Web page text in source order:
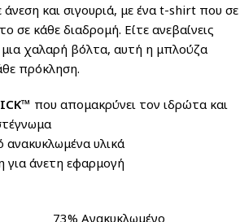
και σιγουριά, με ένα t-shirt που σε
σε κάθε διαδρομή. Είτε ανεβαίνεις
μια χαλαρή βόλτα, αυτή η μπλούζα
πρόκληση.
που απομακρύνει τον ιδρώτα και
ανακυκλωμένα υλικά
για άνετη εφαρμογή
73% Ανακυκλωμένο